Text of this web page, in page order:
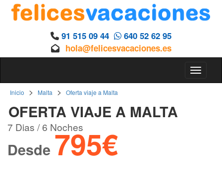
91 515 09 44
640 52 62 95
hola@felicesvacaciones.es
Inicio > Malta > Oferta viaje a Malta
OFERTA VIAJE A MALTA
7 Dias / 6 Noches
Desde 795€